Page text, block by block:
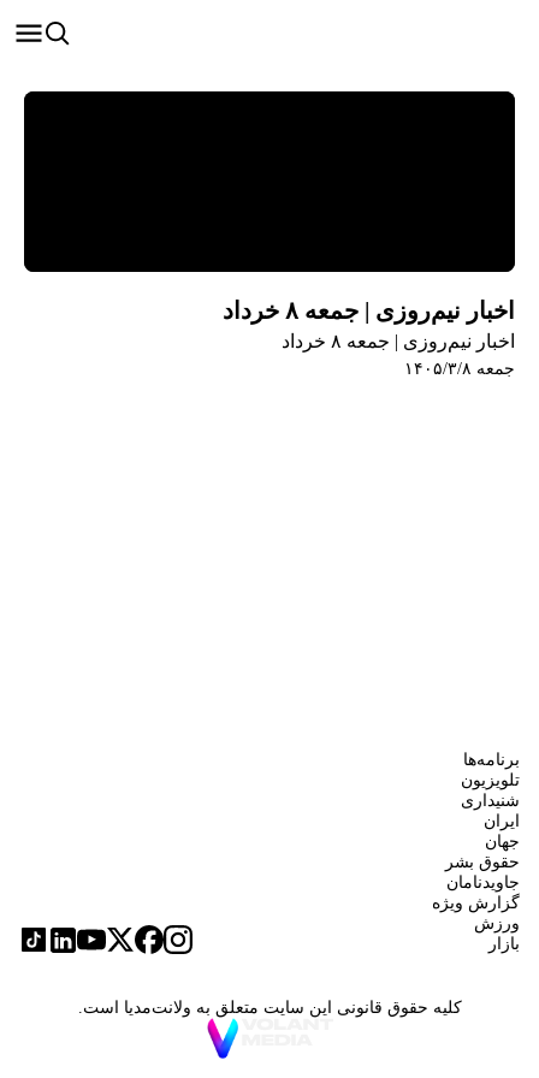
اخبار نیم‌روزی | جمعه ۸ خرداد
اخبار نیم‌روزی | جمعه ۸ خرداد
جمعه ۱۴۰۵/۳/۸
برنامه‌ها
تلویزیون
شنیداری
ایران
جهان
حقوق بشر
جاویدنامان
گزارش ویژه
ورزش
بازار
کلیه حقوق قانونی این سایت متعلق به ولانت‌مدیا است.